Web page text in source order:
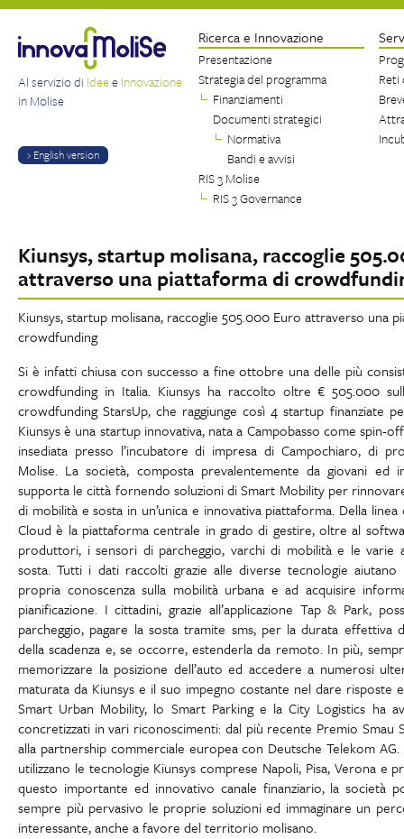
Al servizio di Ideee Innovazione
in Molise
› English version
Ricerca e Innovazione
Presentazione
Strategia del programma
Finanziamenti
Documenti strategici
Normativa
Bandi e avvisi
RIS 3 Molise
RIS 3 Governance
Reti
Kiunsys, startup molisana, raccoglie
attraverso una piattaforma di
Kiunsys, startup molisana, raccoglie 505.000 Euro attraverso una
crowdfunding
Si è infatti chiusa con successo a fine ottobre una delle più
crowdfunding in Italia. Kiunsys ha raccolto oltre € 505.000
crowdfunding StarsUp, che raggiunge così 4 startup finanziate
Kiunsys è una startup innovativa, nata a Campobasso come spin-
insediata presso l’incubatore di impresa di Campochiaro, di
Molise. La società, composta prevalentemente da giovani ed
supporta le città fornendo soluzioni di Smart Mobility per
di mobilità e sosta in un’unica e innovativa piattaforma. Della
Cloud è la piattaforma centrale in grado di gestire, oltre al
produttori, i sensori di parcheggio, varchi di mobilità e le varie
sosta. Tutti i dati raccolti grazie alle diverse tecnologie
propria conoscenza sulla mobilità urbana e ad acquisire
pianificazione. I cittadini, grazie all’applicazione Tap & Park,
parcheggio, pagare la sosta tramite sms, per la durata effettiva
della scadenza e, se occorre, estenderla da remoto. In più,
memorizzare la posizione dell’auto ed accedere a numerosi
maturata da Kiunsys e il suo impegno costante nel dare risposte
Smart Urban Mobility, lo Smart Parking e la City Logistics ha
concretizzati in vari riconoscimenti: dal più recente Premio Smau
alla partnership commerciale europea con Deutsche Telekom
utilizzano le tecnologie Kiunsys comprese Napoli, Pisa, Verona e
questo importante ed innovativo canale finanziario, la società
sempre più pervasivo le proprie soluzioni ed immaginare un
interessante, anche a favore del territorio molisano.